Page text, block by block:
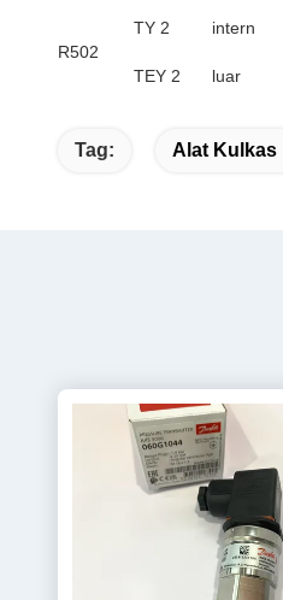
R502
TY 2 intern
TEY 2 luar
Tag: Alat Kulkas